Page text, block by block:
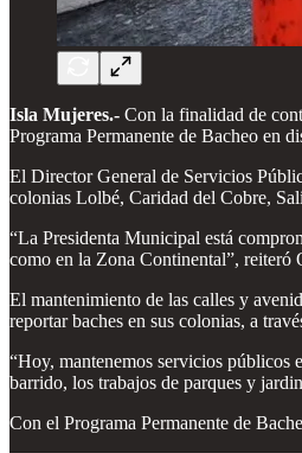
Isla Mujeres.- Con la finalidad de
Programa Permanente de Bacheo en
El Director General de Servicios
colonias Lolbé, Caridad del Cobre,
“La Presidenta Municipal está
como en la Zona Continental”, reiteró
El mantenimiento de las calles y
reportar baches en sus colonias, a
“Hoy, mantenemos servicios públicos
barrido, los trabajos de parques y
Con el Programa Permanente de